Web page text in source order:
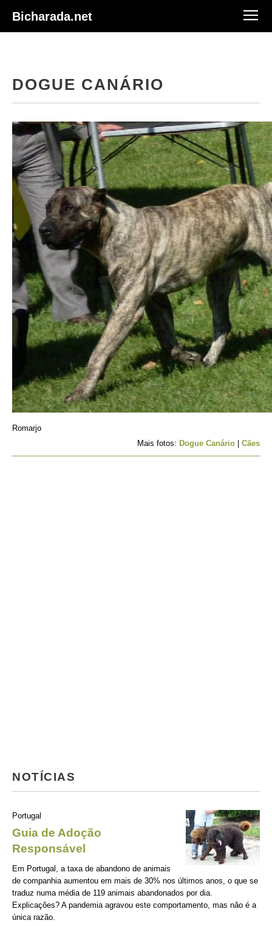
Bicharada.net
DOGUE CANÁRIO
Romarjo
Mais fotos: Dogue Canário Cães
NOTÍCIAS
Portugal
Guia de Adoção
Responsável
Em Portugal, a taxa de abandono de animais
de companhia aumentou em mais de 30% nos últimos anos, o que se
traduz numa média de 119 animais abandonados por dia.
Explicações? A pandemia agravou este comportamento, mas não é a
única razão.